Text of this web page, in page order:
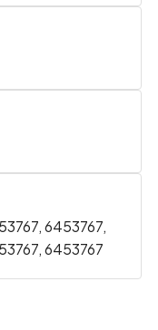
6453767,
6453767